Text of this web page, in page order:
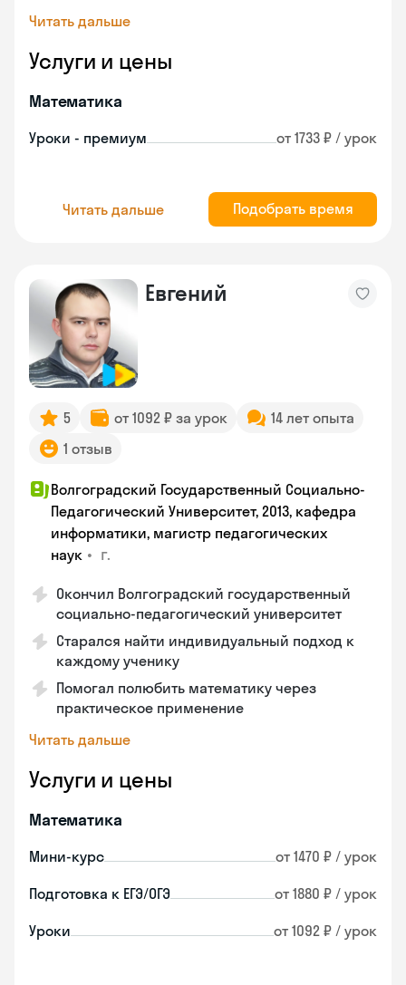
Читать дальше
Услуги и цены
Математика
Уроки - премиум от 1733 ₽ / урок
Читать дальше Подобрать время
Евгений
5 от 1092 ₽ за урок
14 лет опыта
1 отзыв
Волгоградский Государственный Социально-
Педагогический Университет, 2013, кафедра
информатики, магистр педагогических
наук • г.
Окончил Волгоградский государственный
социально-педагогический университет
Старался найти индивидуальный подход к
каждому ученику
Помогал полюбить математику через
практическое применение
Читать дальше
Услуги и цены
Математика
Мини-курс от 1470 ₽ / урок
Подготовка к ЕГЭ/ОГЭ от 1880 ₽ / урок
Уроки от 1092 ₽ / урок